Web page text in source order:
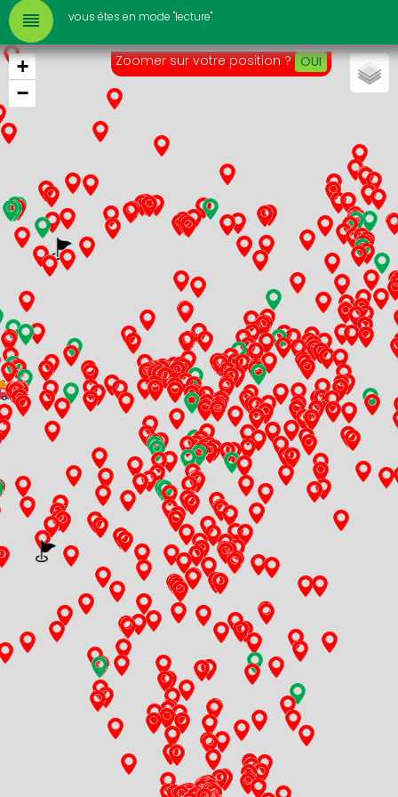
reorder vous êtes en mode "lecture"
+
−
Zoomer sur votre position ? OUI